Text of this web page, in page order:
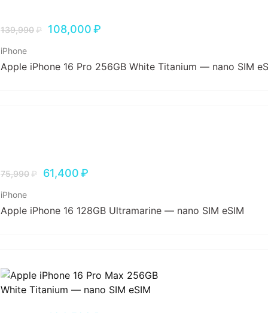
139,990₽ 108,000₽
iPhone
Apple iPhone 16 Pro 256GB White Titanium — nano SIM
75,990₽ 61,400₽
iPhone
Apple iPhone 16 128GB Ultramarine — nano SIM eSIM